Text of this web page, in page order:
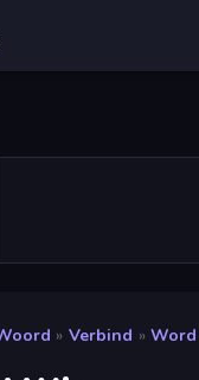
» Verbind »